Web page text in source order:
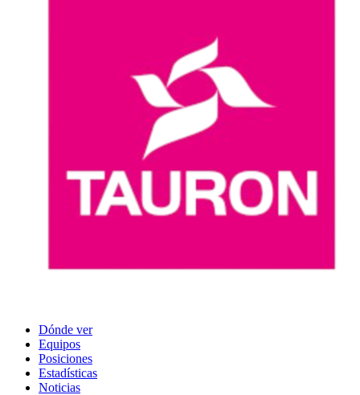
Dónde ver
Equipos
Posiciones
Estadísticas
Noticias